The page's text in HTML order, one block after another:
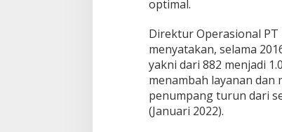
n
k
a
n
K
e
m
a
m
optimal.
Direktur Operasional PT
menyatakan, selama
yakni dari 882 menjadi
menambah layanan dan
penumpang turun dari
(Januari 2022).